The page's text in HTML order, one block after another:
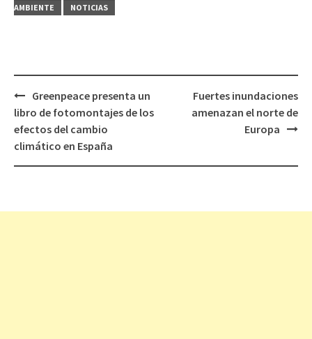
AMBIENTE
NOTICIAS
Navegación
de
entradas
Greenpeace presenta un
libro de fotomontajes de los
efectos del cambio
climático en España
Fuertes inundaciones
amenazan el norte de
Europa